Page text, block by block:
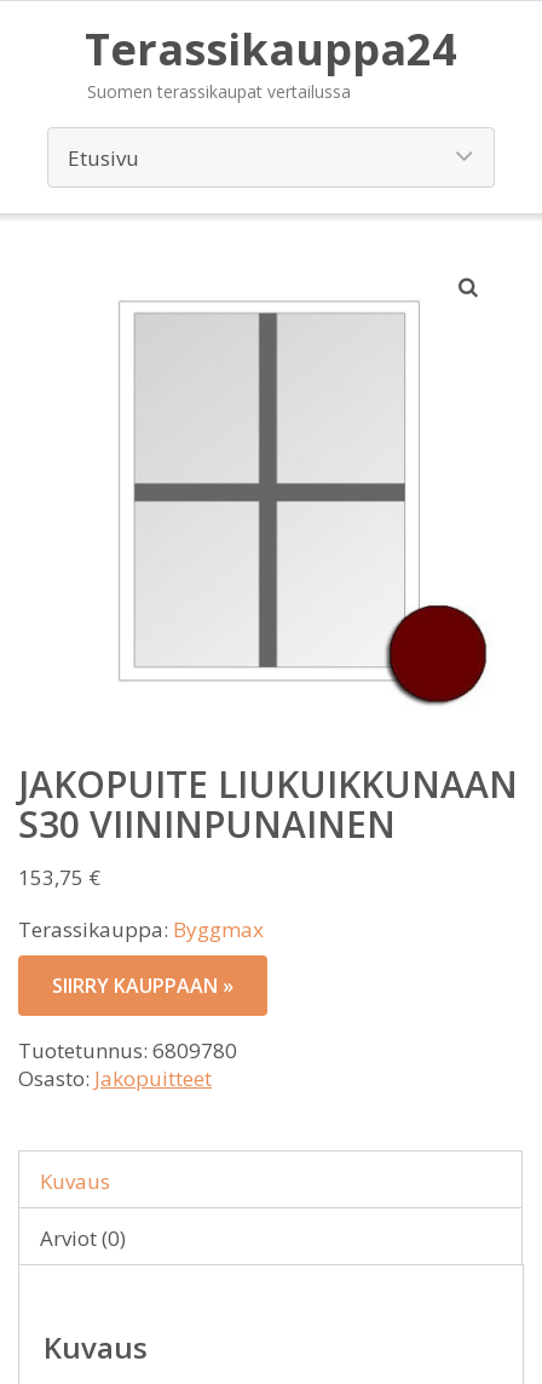
Terassikauppa24
Suomen terassikaupat vertailussa
JAKOPUITE LIUKUIKKUNAAN
S30 VIININPUNAINEN
153,75 €
Terassikauppa: Byggmax
SIIRRY KAUPPAAN »
Tuotetunnus: 6809780
Osasto: Jakopuitteet
Kuvaus
Arviot (0)
Kuvaus